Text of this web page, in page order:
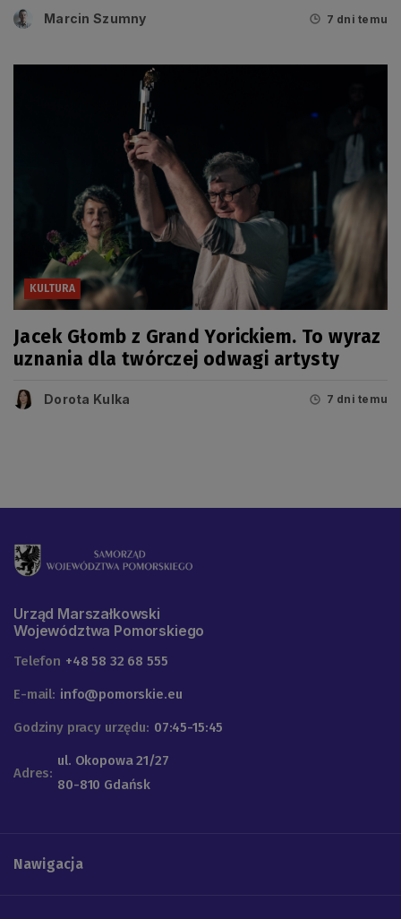
Marcin Szumny 7 dni temu
KULTURA
Jacek Głomb z Grand Yorickiem. To wyraz
uznania dla twórczej odwagi artysty
Dorota Kulka 7 dni temu
Urząd Marszałkowski
Województwa Pomorskiego
Telefon +48 58 32 68 555
E-mail: info@pomorskie.eu
Godziny pracy urzędu: 07:45-15:45
Adres:
ul. Okopowa 21/27
80-810 Gdańsk
Nawigacja